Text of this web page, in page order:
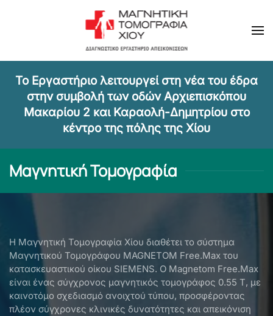
Skip to main content
Το Εργαστήριο λειτουργεί στη νέα του έδρα
στην συμβολή των οδών Αρχιεπισκόπου
Μακαρίου 2 και Καραολή-Δημητρίου στο
κέντρο της πόλης της Χίου
Μαγνητική Τομογραφία
Η Μαγνητική Τομογραφία Χίου διαθέτει το σύστημα
Μαγνητικού Τομογράφου MAGNETOM Free.Max του
κατασκευαστικού οίκου SIEMENS. O Magnetom Free.Max
είναι ένας σύγχρονος μαγνητικός τομογράφος 0.55 Τ, με
καινοτόμο σχεδιασμό ανοιχτού τύπου, προσφέροντας
πλέον σύγχρονες κλινικές δυνατότητες και απεικόνιση